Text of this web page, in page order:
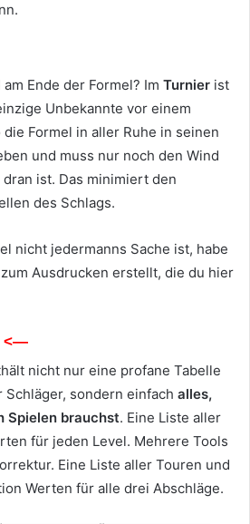
Ende der Formel? Im Turnier ist
Unbekannte vor einem
die Formel in aller Ruhe in seinen
und muss nur noch den Wind
ist. Das minimiert den
des Schlags.
nicht jedermanns Sache ist, habe
Ausdrucken erstellt, die du hier
<—
nicht nur eine profane Tabelle
sondern einfach alles,
Spielen brauchst. Eine Liste aller
für jeden Level. Mehrere Tools
Eine Liste aller Touren und
Werten für alle drei Abschläge.